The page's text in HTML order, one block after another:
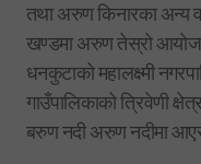
तथा अरुण किनारका अन्य
खण्डमा अरुण तेस्रो
धनकुटाको महालक्ष्मी
गाउँपालिकाको त्रिवेणी
बरुण नदी अरुण नदीमा